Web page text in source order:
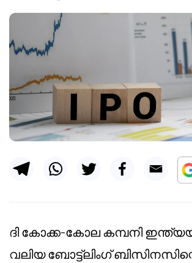
ദി കോക്ക-കോല കമ്പനി
വലിയ ബോട്ട്ലിംഗ്